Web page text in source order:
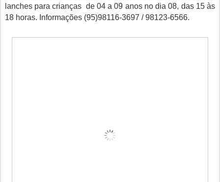
lanches para crianças de 04 a 09 anos no dia 08, das 15 às
18 horas. Informações (95)98116-3697 / 98123-6566.